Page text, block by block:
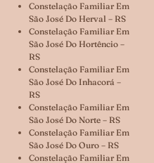
Constelação Familiar Em
São José Do Herval – RS
Constelação Familiar Em
São José Do Hortêncio –
RS
Constelação Familiar Em
São José Do Inhacorá –
RS
Constelação Familiar Em
São José Do Norte – RS
Constelação Familiar Em
São José Do Ouro – RS
Constelação Familiar Em